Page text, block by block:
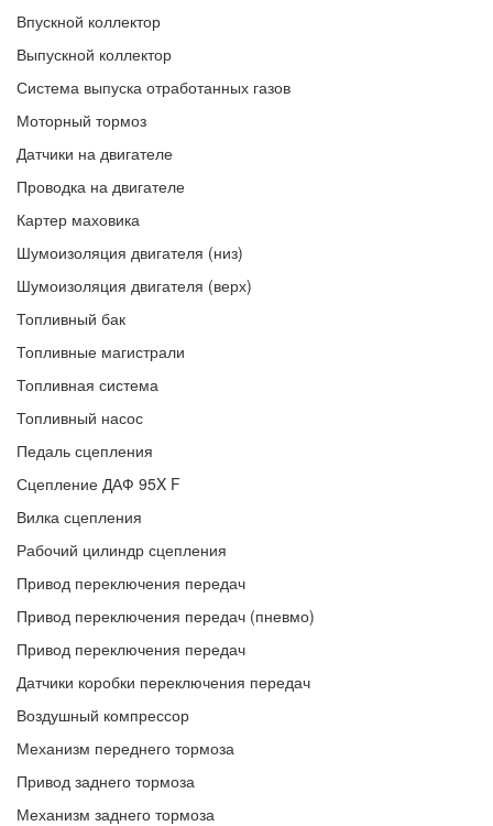
Впускной коллектор
Выпускной коллектор
Система выпуска отработанных газов
Моторный тормоз
Датчики на двигателе
Проводка на двигателе
Картер маховика
Шумоизоляция двигателя (низ)
Шумоизоляция двигателя (верх)
Топливный бак
Топливные магистрали
Топливная система
Топливный насос
Педаль сцепления
Сцепление ДАФ 95X F
Вилка сцепления
Рабочий цилиндр сцепления
Привод переключения передач
Привод переключения передач (пневмо)
Привод переключения передач
Датчики коробки переключения передач
Воздушный компрессор
Механизм переднего тормоза
Привод заднего тормоза
Механизм заднего тормоза